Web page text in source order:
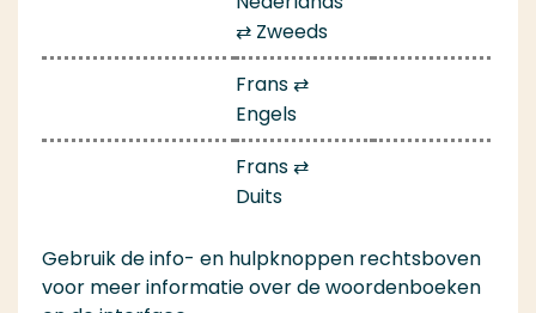
⇄ Zweeds
Frans ⇄
Engels
Frans ⇄
Duits
Gebruik de info- en hulpknoppen rechtsboven
voor meer informatie over de woordenboeken